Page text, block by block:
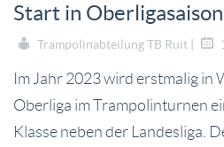
Start in Oberligasaison
Trampolinabteilung TB Ruit |
Im Jahr 2023 wird erstmalig in
Oberliga im Trampolinturnen
Klasse neben der Landesliga.